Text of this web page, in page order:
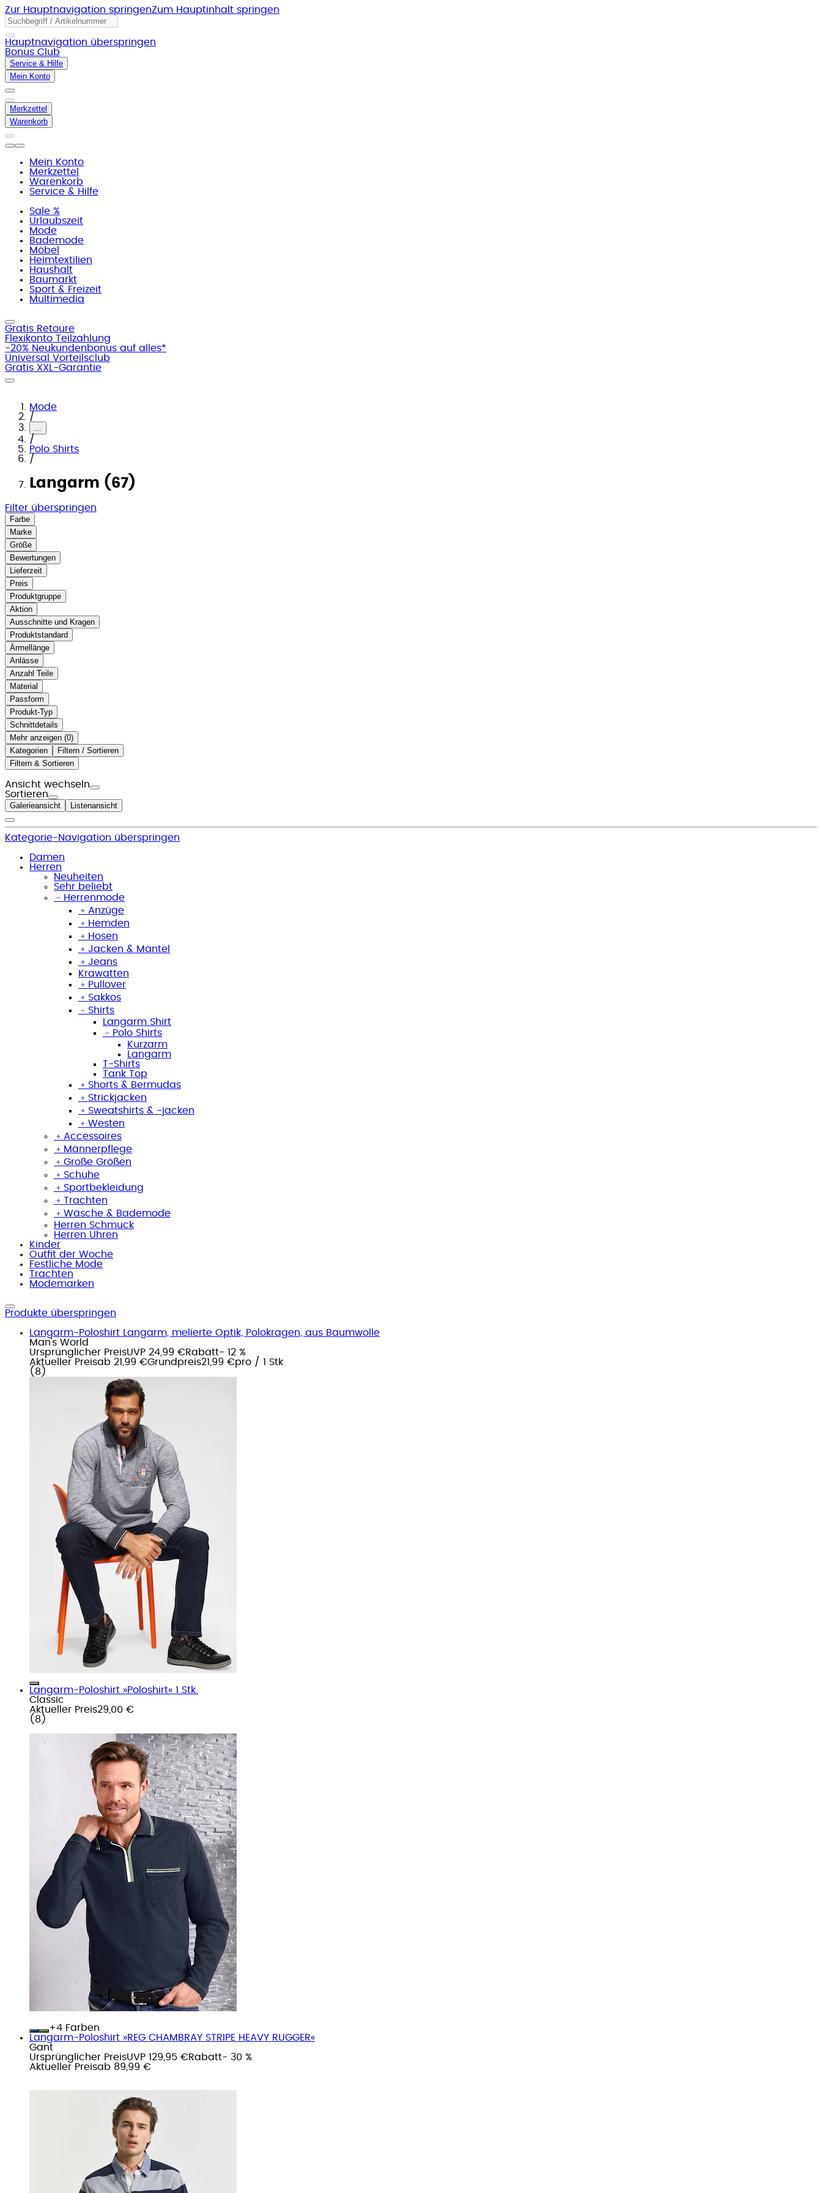
Zur Hauptnavigation springenZum Hauptinhalt springen
Hauptnavigation überspringen
Bonus Club
Service & Hilfe
Mein Konto
Merkzettel
Warenkorb
Mein Konto
Merkzettel
Warenkorb
Service & Hilfe
Sale %
Urlaubszeit
Mode
Bademode
Möbel
Heimtextilien
Haushalt
Baumarkt
Sport & Freizeit
Multimedia
Gratis Retoure
Flexikonto Teilzahlung
-20% Neukundenbonus auf alles*
Universal Vorteilsclub
Gratis XXL-Garantie
Mode
/
...
/
Polo Shirts
/
Langarm (67)
Filter überspringen
Farbe
Marke
Größe
Bewertungen
Lieferzeit
Preis
Produktgruppe
Aktion
Ausschnitte und Kragen
Produktstandard
Ärmellänge
Anlässe
Anzahl Teile
Material
Passform
Produkt-Typ
Schnittdetails
Mehr anzeigen ( )
Kategorien
Filtern / Sortieren
Filtern & Sortieren
Ansicht wechseln
Sortieren
Galerieansicht Listenansicht
Kategorie-Navigation überspringen
Damen
Herren
Neuheiten
Sehr beliebt
﹣ Herrenmode
﹢ Anzüge
﹢ Hemden
﹢ Hosen
﹢ Jacken & Mäntel
﹢ Jeans
Krawatten
﹢ Pullover
﹢ Sakkos
﹣ Shirts
Langarm Shirt
﹣ Polo Shirts
Kurzarm
Langarm
T-Shirts
Tank Top
﹢ Shorts & Bermudas
﹢ Strickjacken
﹢ Sweatshirts & -jacken
﹢ Westen
﹢ Accessoires
﹢ Männerpflege
﹢ Große Größen
﹢ Schuhe
﹢ Sportbekleidung
﹢ Trachten
﹢ Wäsche & Bademode
Herren Schmuck
Herren Uhren
Kinder
Outfit der Woche
Festliche Mode
Trachten
Modemarken
Produkte überspringen
Langarm-Poloshirt Langarm, melierte Optik, Polokragen, aus Baumwolle
Man's World
Ursprünglicher PreisUVP 24,99 €Rabatt- 12 %
Aktueller Preisab 21,99 €Grundpreis21,99 €pro / 1 Stk
( 8 )
Langarm-Poloshirt »Poloshirt« 1 Stk.
Classic
Aktueller Preis29,00 €
( 8 )
+
Farben
Langarm-Poloshirt »REG CHAMBRAY STRIPE HEAVY RUGGER«
Gant
Ursprünglicher PreisUVP 129,95 €Rabatt- 30 %
Aktueller Preisab 89,99 €